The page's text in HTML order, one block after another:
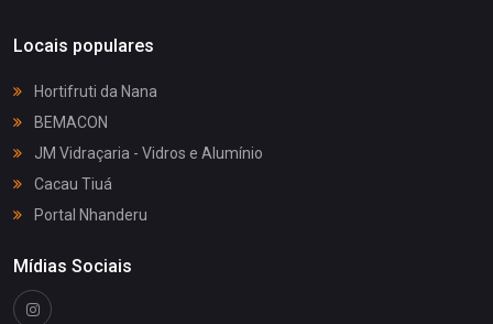
Locais populares
Hortifruti da Nana
BEMACON
JM Vidraçaria - Vidros e Alumínio
Cacau Tiuá
Portal Nhanderu
Mídias Sociais